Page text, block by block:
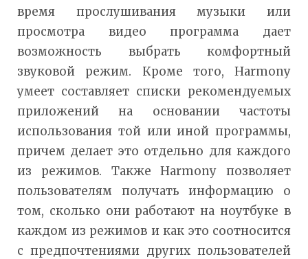
время прослушивания музыки или
просмотра видео программа дает
возможность выбрать комфортный
звуковой режим. Кроме того, Harmony
умеет составляет списки рекомендуемых
приложений на основании частоты
использования той или иной программы,
причем делает это отдельно для каждого
из режимов. Также Harmony позволяет
пользователям получать информацию о
том, сколько они работают на ноутбуке в
каждом из режимов и как это соотносится
с предпочтениями других пользователей